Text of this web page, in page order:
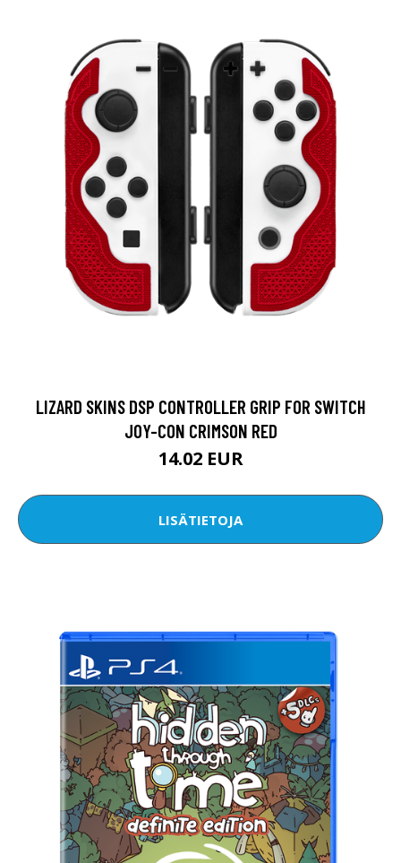
LIZARD SKINS DSP CONTROLLER GRIP FOR SWITCH
JOY-CON CRIMSON RED
14.02 EUR
LISÄTIETOJA